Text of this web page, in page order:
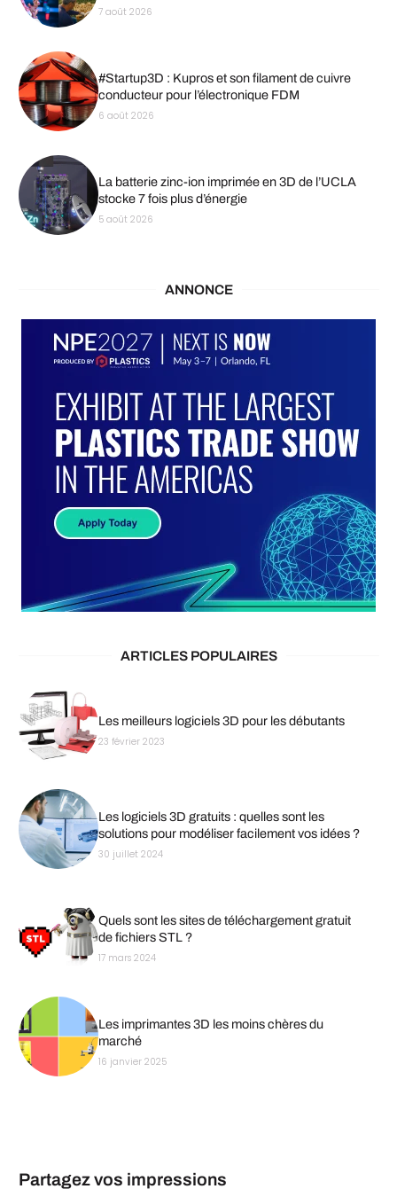
7 août 2026
#Startup3D : Kupros et son filament de cuivre
conducteur pour l’électronique FDM
6 août 2026
La batterie zinc-ion imprimée en 3D de l’UCLA
stocke 7 fois plus d’énergie
5 août 2026
ANNONCE
ARTICLES POPULAIRES
Les meilleurs logiciels 3D pour les débutants
23 février 2023
Les logiciels 3D gratuits : quelles sont les
solutions pour modéliser facilement vos idées ?
30 juillet 2024
Quels sont les sites de téléchargement gratuit
de fichiers STL ?
17 mars 2024
Les imprimantes 3D les moins chères du
marché
16 janvier 2025
Partagez vos impressions